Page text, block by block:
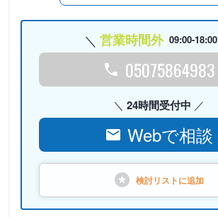
営業時間外 09:00-18:00
05075864983
24時間受付中
Webで相談
検討リストに追加